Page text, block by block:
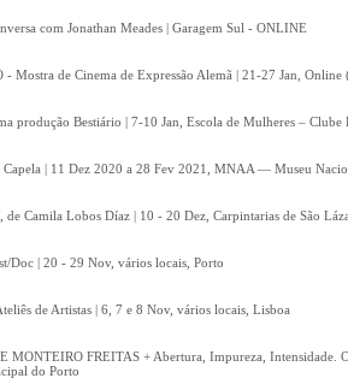
com Jonathan Meades | Garagem Sul - ONLINE
- Mostra de Cinema de Expressão Alemã | 21-27 Jan,
produção Bestiário | 7-10 Jan, Escola de Mulheres – Clube
Capela | 11 Dez 2020 a 28 Fev 2021, MNAA — Museu
, de Camila Lobos Díaz | 10 - 20 Dez, Carpintarias de São
Doc | 20 - 29 Nov, vários locais, Porto
de Artistas | 6, 7 e 8 Nov, vários locais, Lisboa
MONTEIRO FREITAS + Abertura, Impureza, Intensidade.
do Porto